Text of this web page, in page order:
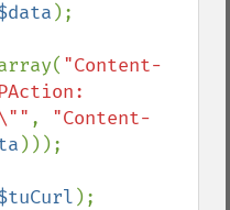
"Content-
, "Content-
)));
);